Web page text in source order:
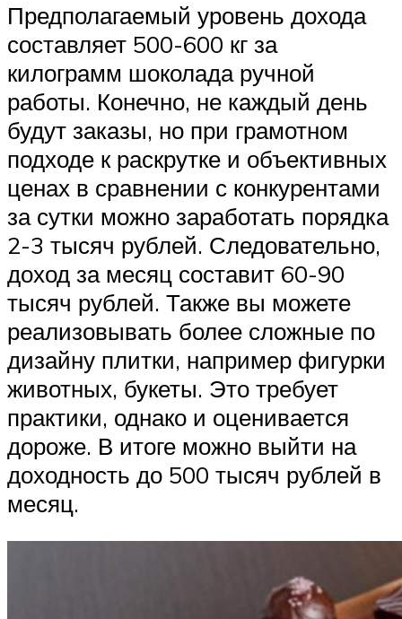
Предполагаемый уровень дохода
составляет 500-600 кг за
килограмм шоколада ручной
работы. Конечно, не каждый день
будут заказы, но при грамотном
подходе к раскрутке и объективных
ценах в сравнении с конкурентами
за сутки можно заработать порядка
2-3 тысяч рублей. Следовательно,
доход за месяц составит 60-90
тысяч рублей. Также вы можете
реализовывать более сложные по
дизайну плитки, например фигурки
животных, букеты. Это требует
практики, однако и оценивается
дороже. В итоге можно выйти на
доходность до 500 тысяч рублей в
месяц.